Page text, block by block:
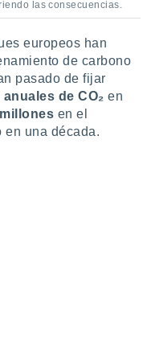
las consecuencias.
europeos han
de carbono
pasado de fijar
de CO₂ en
en el
en una década.